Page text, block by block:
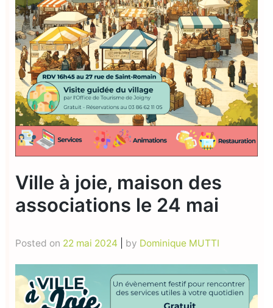
Ville à joie, maison des
associations le 24 mai
Posted on 22 mai 2024 by Dominique MUTTI